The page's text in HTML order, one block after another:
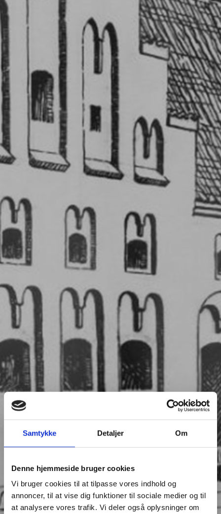
Samtykke Detaljer Om
Denne hjemmeside bruger cookies
Vi bruger cookies til at tilpasse vores indhold og
annoncer, til at vise dig funktioner til sociale medier og til
at analysere vores trafik. Vi deler også oplysninger om